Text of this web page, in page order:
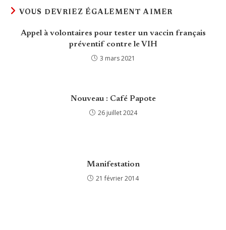
VOUS DEVRIEZ ÉGALEMENT AIMER
Appel à volontaires pour tester un vaccin français
préventif contre le VIH
3 mars 2021
Nouveau : Café Papote
26 juillet 2024
Manifestation
21 février 2014